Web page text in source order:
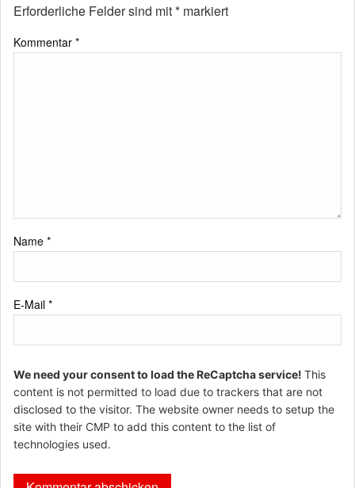
Erforderliche Felder sind mit* markiert
Kommentar *
Name *
E-Mail *
We need your consent to load the ReCaptcha service! This
content is not permitted to load due to trackers that are not
disclosed to the visitor. The website owner needs to setup the
site with their CMP to add this content to the list of
technologies used.